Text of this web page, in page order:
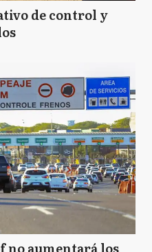
de control y
no aumentará los